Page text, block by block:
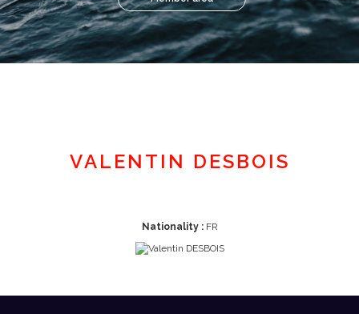
VALENTIN DESBOIS
Nationality :FR